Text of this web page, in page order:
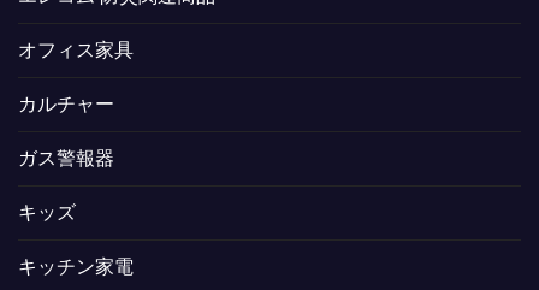
オフィス家具
カルチャー
ガス警報器
キッズ
キッチン家電